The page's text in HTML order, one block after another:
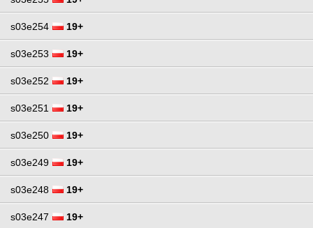
s03e254 19+
s03e253 19+
s03e252 19+
s03e251 19+
s03e250 19+
s03e249 19+
s03e248 19+
s03e247 19+